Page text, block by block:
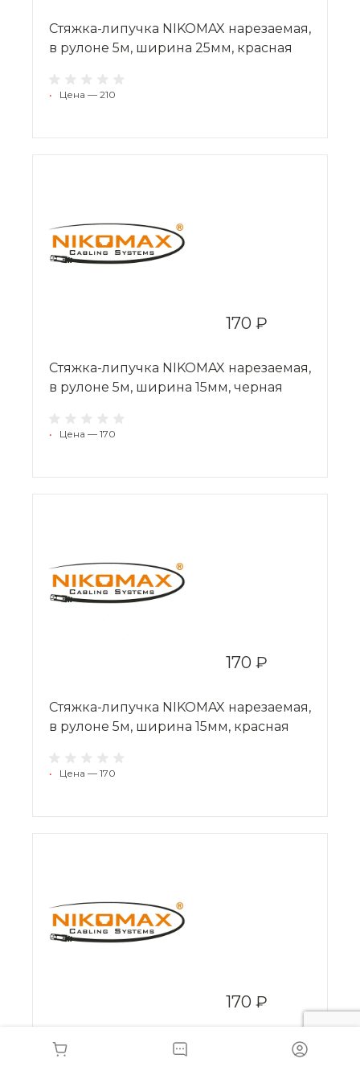
Стяжка-липучка NIKOMAX нарезаемая,
в рулоне 5м, ширина 25мм, красная
• Цена — 210
170 ₽
Стяжка-липучка NIKOMAX нарезаемая,
в рулоне 5м, ширина 15мм, черная
• Цена — 170
170 ₽
Стяжка-липучка NIKOMAX нарезаемая,
в рулоне 5м, ширина 15мм, красная
• Цена — 170
170 ₽
Стяжка-липучка NIKOMAX нарезаемая,